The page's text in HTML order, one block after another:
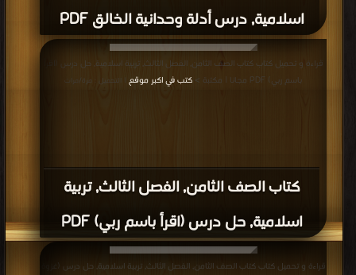
اسلامية, درس أدلة وحدانية الخالق PDF
كتاب الصف الثامن, الفصل الثالث, تربية
اسلامية, حل درس (اقرأ باسم ربي) PDF
قراءة و تحميل كتاب كتاب الصف الثامن, الفصل الثالث, تربية اسلامية, حل درس (اقرأ
باسم ربي) PDF مجانا | مكتبة >
كتب في اكبر موقع | التحميل : مرة/مرات
قراءة و تحميل كتاب كتاب الصف الثامن, الفصل الثالث, تربية اسلامية, حل درس (غزوة